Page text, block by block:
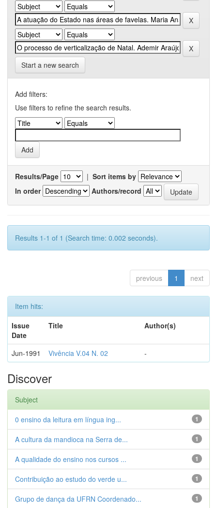
Start a new search
Add filters:
Use filters to refine the search results.
Results/Page | Sort items by
In order
Authors/record
Results 1-1 of 1 (Search time: 0.002 seconds).
previous 1 next
Item hits:
Issue
Date
Title Author(s)
Jun-1991 Vivência V.04 N. 02 -
Discover
Subject
1
0 ensino da leitura em língua ing...
1
A cultura da mandioca na Serra de...
1
A qualidade do ensino nos cursos ...
1
Contribuição ao estudo do verde u...
1
Grupo de dança da UFRN Coordenado...